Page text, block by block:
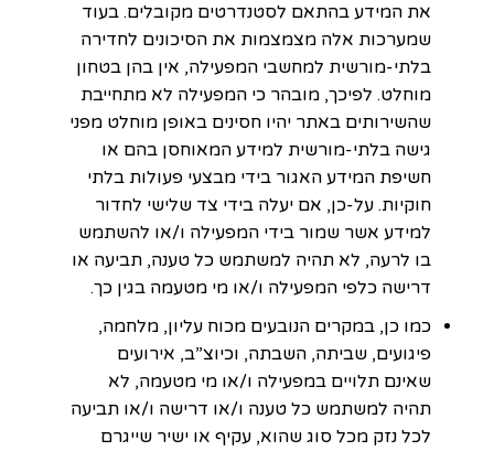
את המידע בהתאם לסטנדרטים מקובלים. בעוד
שמערכות אלה מצמצמות את הסיכונים לחדירה
בלתי-מורשית למחשבי המפעילה, אין בהן בטחון
מוחלט. לפיכך, מובהר כי המפעילה לא מתחייבת
שהשירותים באתר יהיו חסינים באופן מוחלט מפני
גישה בלתי-מורשית למידע המאוחסן בהם או
חשיפת המידע האגור בידי מבצעי פעולות בלתי
חוקיות. על-כן, אם יעלה בידי צד שלישי לחדור
למידע אשר שמור בידי המפעילה ו/או להשתמש
בו לרעה, לא תהיה למשתמש כל טענה, תביעה או
דרישה כלפי המפעילה ו/או מי מטעמה בגין כך.
כמו כן, במקרים הנובעים מכוח עליון, מלחמה,
פיגועים, שביתה, השבתה, וכיוצ”ב, אירועים
שאינם תלויים במפעילה ו/או מי מטעמה, לא
תהיה למשתמש כל טענה ו/או דרישה ו/או תביעה
לכל נזק מכל סוג שהוא, עקיף או ישיר שייגרם